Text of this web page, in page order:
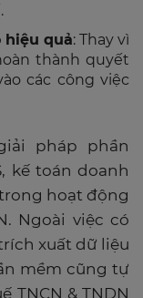
hiệu quả: Thay vì
thành quyết
các công việc
pháp phần
kế toán doanh
hoạt động
Ngoài việc có
xuất dữ liệu
mềm cũng tự
TNCN & TNDN